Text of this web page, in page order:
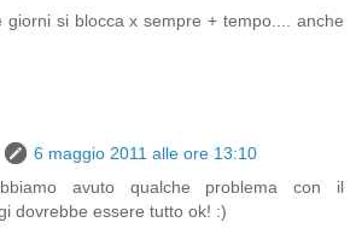
giorni si blocca x sempre + tempo.... anche
6 maggio 2011 alle ore 13:10
avuto qualche problema con il
dovrebbe essere tutto ok! :)